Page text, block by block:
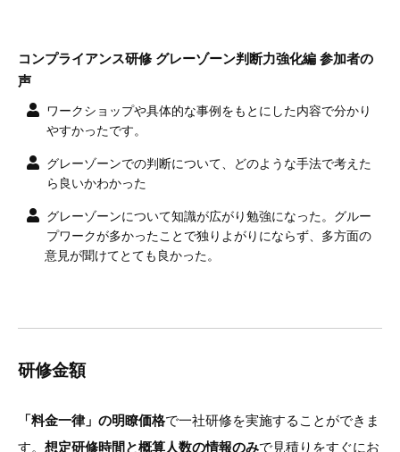
コンプライアンス研修 グレーゾーン判断力強化編 参加者の
声
ワークショップや具体的な事例をもとにした内容で分かり
やすかったです。
グレーゾーンでの判断について、どのような手法で考えた
ら良いかわかった
グレーゾーンについて知識が広がり勉強になった。グルー
プワークが多かったことで独りよがりにならず、多方面の
意見が聞けてとても良かった。
研修金額
「料金一律」の明瞭価格で一社研修を実施することができま
す。 想定研修時間と概算人数の情報のみで見積りをすぐにお